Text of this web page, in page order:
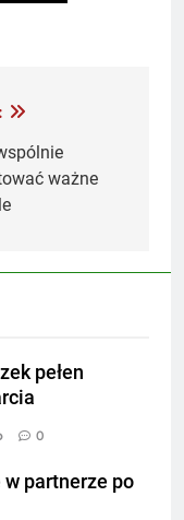
ważne
pełen
0
partnerze po